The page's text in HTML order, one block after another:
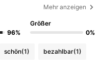
Mehr anzeigen
96%
Größer
0%
schön(1) bezahlbar(1)